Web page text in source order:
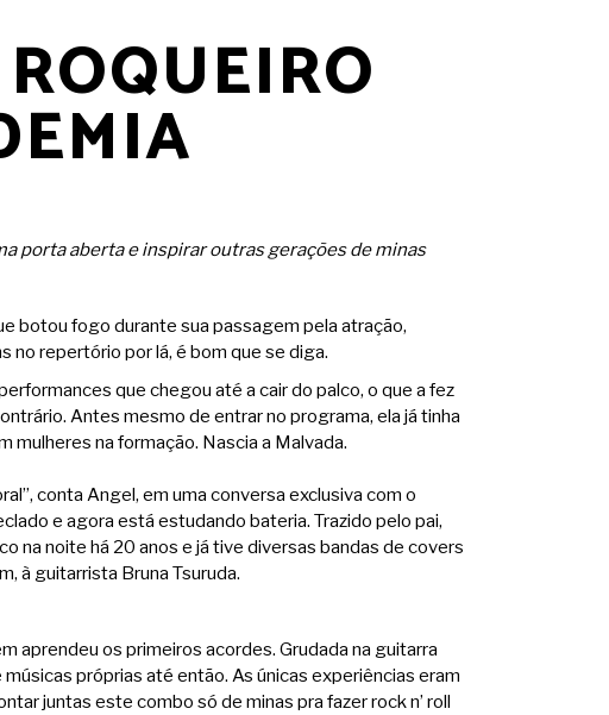
porta aberta e inspirar outras gerações de minas
botou fogo durante sua passagem pela atração,
no repertório por lá, é bom que se diga.
que chegou até a cair do palco, o que a fez
Antes mesmo de entrar no programa, ela já tinha
mulheres na formação. Nascia a Malvada.
conta Angel, em uma conversa exclusiva com o
e agora está estudando bateria. Trazido pelo pai,
na noite há 20 anos e já tive diversas bandas de covers
à guitarrista Bruna Tsuruda.
aprendeu os primeiros acordes. Grudada na guitarra
próprias até então. As únicas experiências eram
juntas este combo só de minas pra fazer rock n’ roll